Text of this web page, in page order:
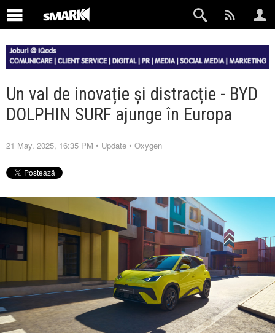
Un val de inovație și distracție - BYD
DOLPHIN SURF ajunge în Europa
21 May. 2025, 16:35 PM • Update • Oxygen